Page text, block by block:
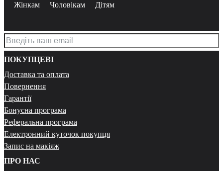
Жінкам Чоловікам Дітям
ПОКУПЦЕВІ
Доставка та оплата
Повернення
Гарантії
Бонусна програма
Реферальна програма
Електронний куточок покупця
Запис на макіяж
ПРО НАС